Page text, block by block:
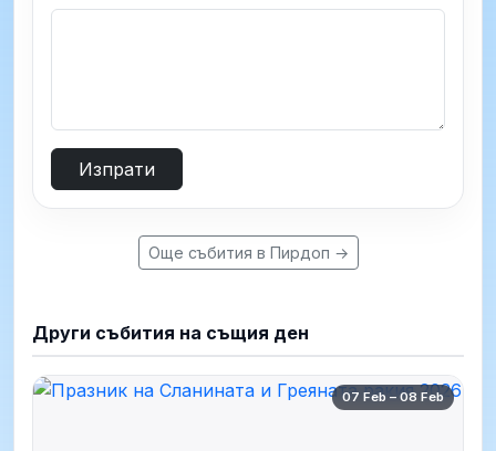
Изпрати
Още събития в Пирдоп →
Други събития на същия ден
07 Feb – 08 Feb